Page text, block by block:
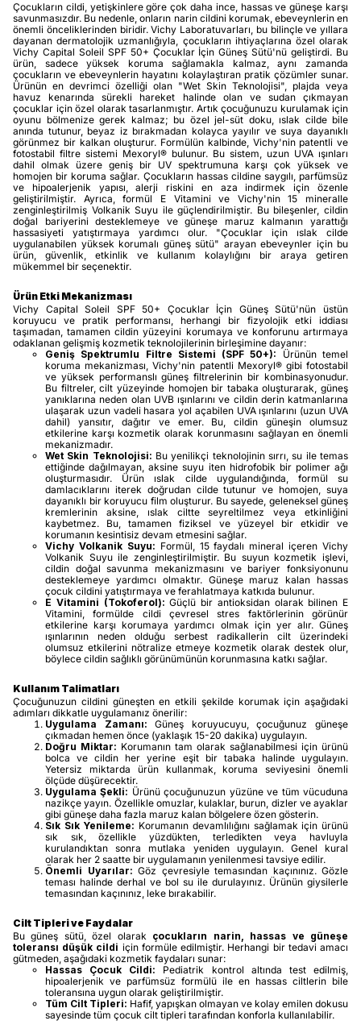
Çocukların cildi, yetişkinlere göre çok daha ince, hassas ve güneşe karşı
savunmasızdır. Bu nedenle, onların narin cildini korumak, ebeveynlerin en
önemli önceliklerinden biridir. Vichy Laboratuvarları, bu bilinçle ve yıllara
dayanan dermatolojik uzmanlığıyla, çocukların ihtiyaçlarına özel olarak
Vichy Capital Soleil SPF 50+ Çocuklar İçin Güneş Sütü'nü geliştirdi. Bu
ürün, sadece yüksek koruma sağlamakla kalmaz, aynı zamanda
çocukların ve ebeveynlerin hayatını kolaylaştıran pratik çözümler sunar.
Ürünün en devrimci özelliği olan "Wet Skin Teknolojisi", plajda veya
havuz kenarında sürekli hareket halinde olan ve sudan çıkmayan
çocuklar için özel olarak tasarlanmıştır. Artık çocuğunuzu kurulamak için
oyunu bölmenize gerek kalmaz; bu özel jel-süt doku, ıslak cilde bile
anında tutunur, beyaz iz bırakmadan kolayca yayılır ve suya dayanıklı
görünmez bir kalkan oluşturur. Formülün kalbinde, Vichy'nin patentli ve
fotostabil filtre sistemi Mexoryl® bulunur. Bu sistem, uzun UVA ışınları
dahil olmak üzere geniş bir UV spektrumuna karşı çok yüksek ve
homojen bir koruma sağlar. Çocukların hassas cildine saygılı, parfümsüz
ve hipoalerjenik yapısı, alerji riskini en aza indirmek için özenle
geliştirilmiştir. Ayrıca, formül E Vitamini ve Vichy'nin 15 mineralle
zenginleştirilmiş Volkanik Suyu ile güçlendirilmiştir. Bu bileşenler, cildin
doğal bariyerini desteklemeye ve güneşe maruz kalmanın yarattığı
hassasiyeti yatıştırmaya yardımcı olur. "Çocuklar için ıslak cilde
uygulanabilen yüksek korumalı güneş sütü" arayan ebeveynler için bu
ürün, güvenlik, etkinlik ve kullanım kolaylığını bir araya getiren
mükemmel bir seçenektir.
Ürün Etki Mekanizması
Vichy Capital Soleil SPF 50+ Çocuklar İçin Güneş Sütü'nün üstün
koruyucu ve pratik performansı, herhangi bir fizyolojik etki iddiası
taşımadan, tamamen cildin yüzeyini korumaya ve konforunu artırmaya
odaklanan gelişmiş kozmetik teknolojilerinin birleşimine dayanır:
Geniş Spektrumlu Filtre Sistemi (SPF 50+): Ürünün temel
koruma mekanizması, Vichy'nin patentli Mexoryl® gibi fotostabil
ve yüksek performanslı güneş filtrelerinin bir kombinasyonudur.
Bu filtreler, cilt yüzeyinde homojen bir tabaka oluşturarak, güneş
yanıklarına neden olan UVB ışınlarını ve cildin derin katmanlarına
ulaşarak uzun vadeli hasara yol açabilen UVA ışınlarını (uzun UVA
dahil) yansıtır, dağıtır ve emer. Bu, cildin güneşin olumsuz
etkilerine karşı kozmetik olarak korunmasını sağlayan en önemli
mekanizmadır.
Wet Skin Teknolojisi: Bu yenilikçi teknolojinin sırrı, su ile temas
ettiğinde dağılmayan, aksine suyu iten hidrofobik bir polimer ağı
oluşturmasıdır. Ürün ıslak cilde uygulandığında, formül su
damlacıklarını iterek doğrudan cilde tutunur ve homojen, suya
dayanıklı bir koruyucu film oluşturur. Bu sayede, geleneksel güneş
kremlerinin aksine, ıslak ciltte seyreltilmez veya etkinliğini
kaybetmez. Bu, tamamen fiziksel ve yüzeyel bir etkidir ve
korumanın kesintisiz devam etmesini sağlar.
Vichy Volkanik Suyu: Formül, 15 faydalı mineral içeren Vichy
Volkanik Suyu ile zenginleştirilmiştir. Bu suyun kozmetik işlevi,
cildin doğal savunma mekanizmasını ve bariyer fonksiyonunu
desteklemeye yardımcı olmaktır. Güneşe maruz kalan hassas
çocuk cildini yatıştırmaya ve ferahlatmaya katkıda bulunur.
E Vitamini (Tokoferol): Güçlü bir antioksidan olarak bilinen E
Vitamini, formülde cildi çevresel stres faktörlerinin görünür
etkilerine karşı korumaya yardımcı olmak için yer alır. Güneş
ışınlarının neden olduğu serbest radikallerin cilt üzerindeki
olumsuz etkilerini nötralize etmeye kozmetik olarak destek olur,
böylece cildin sağlıklı görünümünün korunmasına katkı sağlar.
Kullanım Talimatları
Çocuğunuzun cildini güneşten en etkili şekilde korumak için aşağıdaki
adımları dikkatle uygulamanız önerilir:
Uygulama Zamanı: Güneş koruyucuyu, çocuğunuz güneşe
çıkmadan hemen önce (yaklaşık 15-20 dakika) uygulayın.
Doğru Miktar: Korumanın tam olarak sağlanabilmesi için ürünü
bolca ve cildin her yerine eşit bir tabaka halinde uygulayın.
Yetersiz miktarda ürün kullanmak, koruma seviyesini önemli
ölçüde düşürecektir.
Uygulama Şekli: Ürünü çocuğunuzun yüzüne ve tüm vücuduna
nazikçe yayın. Özellikle omuzlar, kulaklar, burun, dizler ve ayaklar
gibi güneşe daha fazla maruz kalan bölgelere özen gösterin.
Sık Sık Yenileme: Korumanın devamlılığını sağlamak için ürünü
sık sık, özellikle yüzdükten, terledikten veya havluyla
kurulandıktan sonra mutlaka yeniden uygulayın. Genel kural
olarak her 2 saatte bir uygulamanın yenilenmesi tavsiye edilir.
Önemli Uyarılar: Göz çevresiyle temasından kaçınınız. Gözle
teması halinde derhal ve bol su ile durulayınız. Ürünün giysilerle
temasından kaçınınız, leke bırakabilir.
Cilt Tipleri ve Faydalar
Bu güneş sütü, özel olarak çocukların narin, hassas ve güneşe
toleransı düşük cildi için formüle edilmiştir. Herhangi bir tedavi amacı
gütmeden, aşağıdaki kozmetik faydaları sunar:
Hassas Çocuk Cildi: Pediatrik kontrol altında test edilmiş,
hipoalerjenik ve parfümsüz formülü ile en hassas ciltlerin bile
toleransına uygun olarak geliştirilmiştir.
Tüm Cilt Tipleri: Hafif, yapışkan olmayan ve kolay emilen dokusu
sayesinde tüm çocuk cilt tipleri tarafından konforla kullanılabilir.